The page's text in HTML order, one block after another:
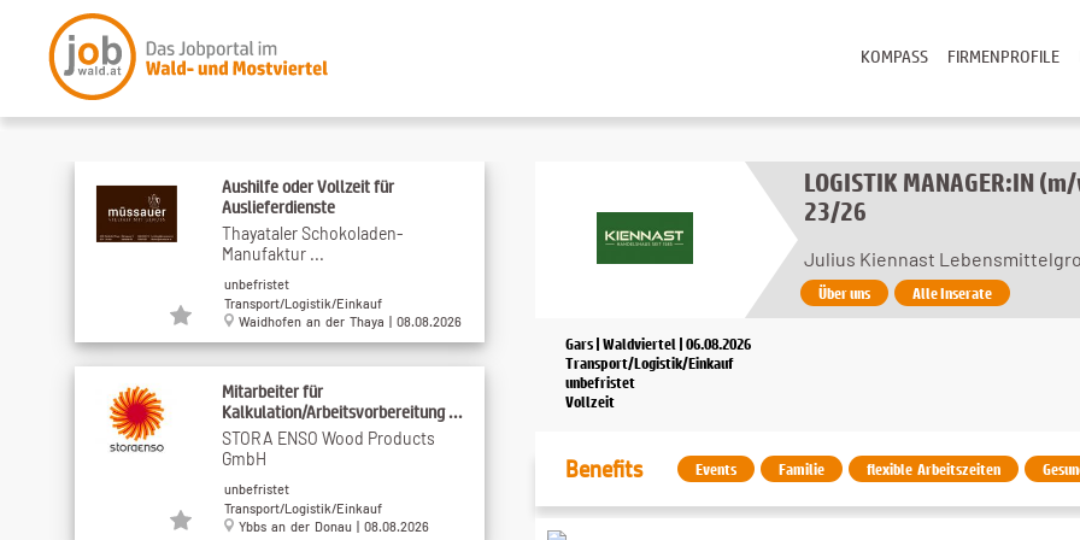
FIRMENPROFILE
KOMPASS
LOGISTIK MANAGER:IN
23/26
Julius Kiennast
Über uns Alle Inserate
Gars | Waldviertel | 06.08.2026
Transport/Logistik/Einkauf
unbefristet
Vollzeit
Benefits Events Familie flexible Arbeitszeiten
Aushilfe oder Vollzeit für
Auslieferdienste
Thayataler Schokoladen-
Manufaktur ...
unbefristet
Transport/Logistik/Einkauf
Waidhofen an der Thaya | 08.08.2026
Mitarbeiter für
Kalkulation/Arbeitsvorbereitung ...
STORA ENSO Wood Products
GmbH
unbefristet
Transport/Logistik/Einkauf
Ybbs an der Donau | 08.08.2026